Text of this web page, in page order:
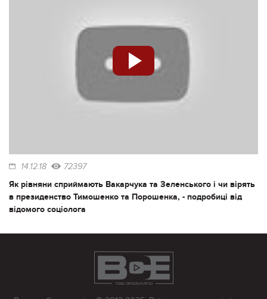
14.12.18 72397
Як рівняни сприймають Вакарчука та Зеленського і чи вірять
в президенство Тимошенко та Порошенка, - подробиці від
відомого соціолога